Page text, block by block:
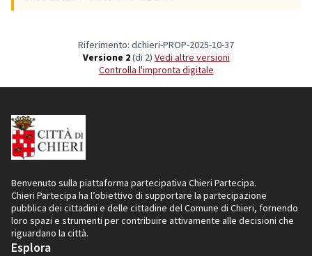
Riferimento: dchieri-PROP-2025-10-37
Versione 2(di 2) vedi altre versioni
Controlla l'impronta digitale
Benvenuto sulla piattaforma partecipativa Chieri Partecipa.
Chieri Partecipa ha l’obiettivo di supportare la partecipazione
pubblica dei cittadini e delle cittadine del Comune di Chieri, fornendo
loro spazi e strumenti per contribuire attivamente alle decisioni che
riguardano la città.
Esplora